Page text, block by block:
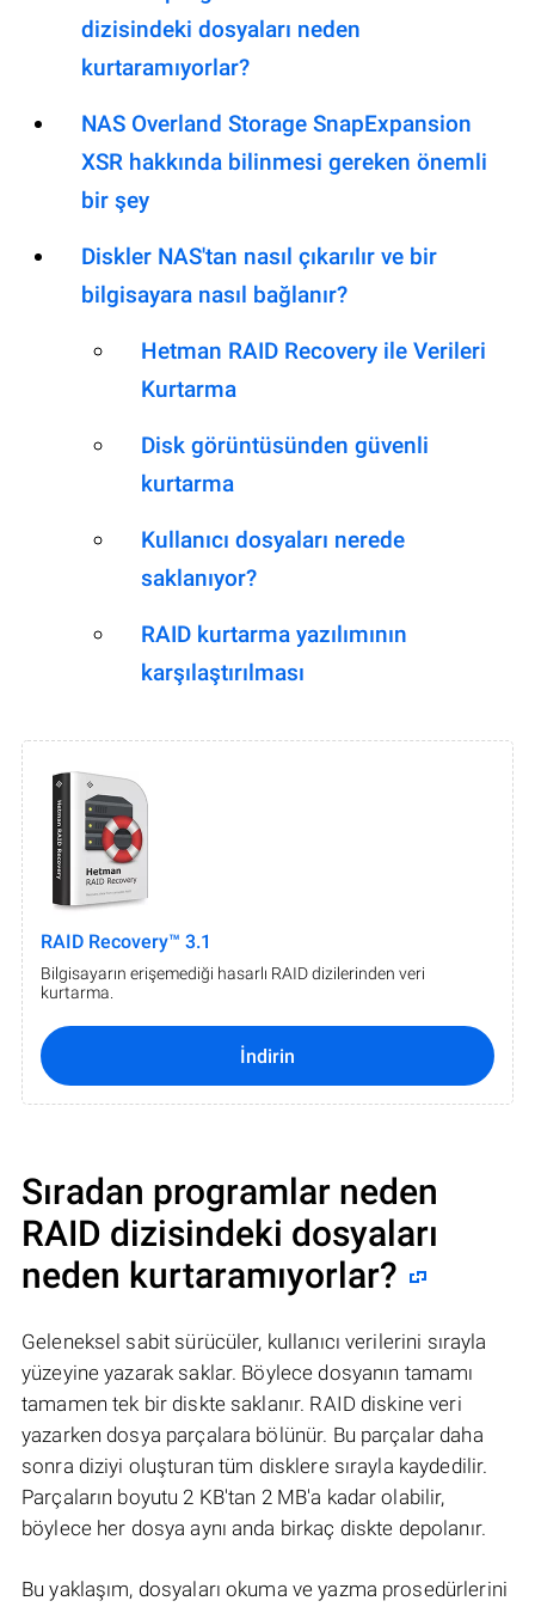
dizisindeki dosyaları neden
kurtaramıyorlar?
NAS Overland Storage SnapExpansion
XSR hakkında bilinmesi gereken önemli
bir şey
Diskler NAS'tan nasıl çıkarılır ve bir
bilgisayara nasıl bağlanır?
Hetman RAID Recovery ile Verileri
Kurtarma
Disk görüntüsünden güvenli
kurtarma
Kullanıcı dosyaları nerede
saklanıyor?
RAID kurtarma yazılımının
karşılaştırılması
RAID Recovery™ 3.1
Bilgisayarın erişemediği hasarlı RAID dizilerinden veri
kurtarma.
İndirin
Sıradan programlar neden
RAID dizisindeki dosyaları
neden kurtaramıyorlar?
Geleneksel sabit sürücüler, kullanıcı verilerini sırayla
yüzeyine yazarak saklar. Böylece dosyanın tamamı
tamamen tek bir diskte saklanır. RAID diskine veri
yazarken dosya parçalara bölünür. Bu parçalar daha
sonra diziyi oluşturan tüm disklere sırayla kaydedilir.
Parçaların boyutu 2 KB'tan 2 MB'a kadar olabilir,
böylece her dosya aynı anda birkaç diskte depolanır.
Bu yaklaşım, dosyaları okuma ve yazma prosedürlerini